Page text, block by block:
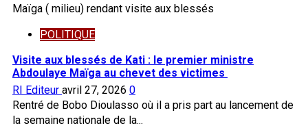
Bobo-
le
Premier
ministre
lance
les
souscriptions
POLITIQUE
Visite aux blessés de Kati : le premier ministre
Abdoulaye Maïga au chevet des victimes
RI Editeur avril 27, 2026 0
Rentré de Bobo Dioulasso où il a pris part au lancement de
la semaine nationale de la...